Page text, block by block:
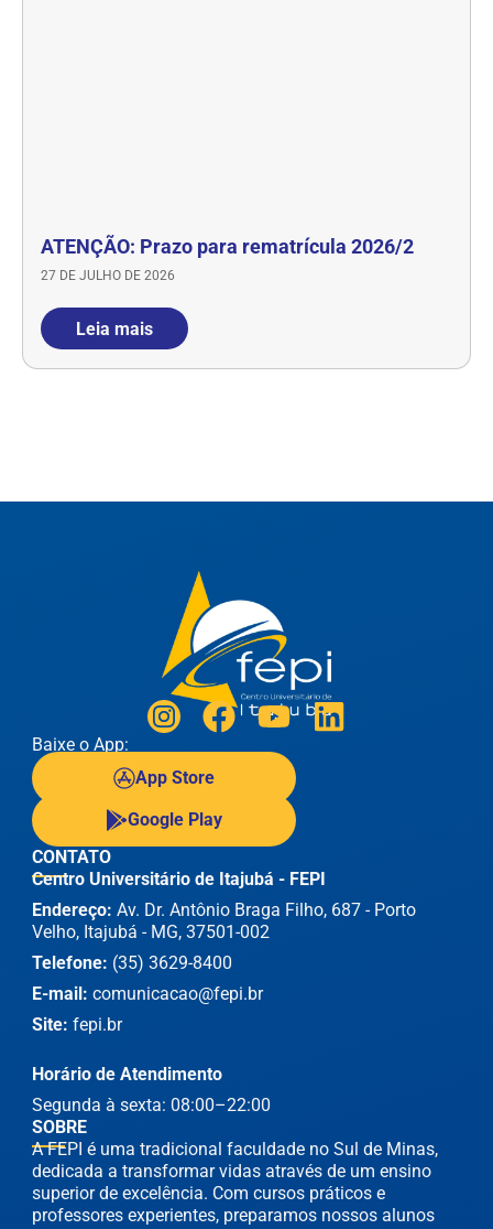
ATENÇÃO: Prazo para rematrícula 2026/2
27 DE JULHO DE 2026
Leia mais
Baixe o App:
App Store
Google Play
SOBRE
A FEPI é uma tradicional faculdade no Sul de Minas,
dedicada a transformar vidas através de um ensino
superior de excelência. Com cursos práticos e
professores experientes, preparamos nossos alunos
CONTATO
Centro Universitário de Itajubá - FEPI
Endereço: Av. Dr. Antônio Braga Filho, 687 - Porto
Velho, Itajubá - MG, 37501-002
Telefone: (35) 3629-8400
E-mail: comunicacao@fepi.br
Site: fepi.br
Horário de Atendimento
Segunda à sexta: 08:00–22:00